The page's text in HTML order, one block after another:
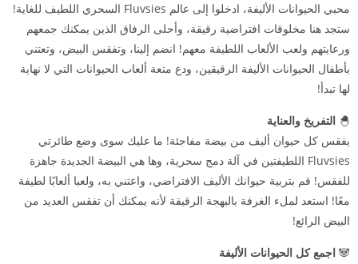
محبي الحيوانات الأليفة، ادخلوا إلى عالم Fluvsies السحري اللطيف للغاية!
ستجد هنا مخلوقات افتراضية رقيقة، وأحلى الرفاق الذين يمكنك جمعهم
ورعايتهم ولعب الألعاب اللطيفة معهم! انضم إلينا، وتفقس البيض، وتعتني
بأطفال الحيوانات الأليفة الرقيقين، ودع متعة ألعاب الحيوانات التي لا نهاية
لها تبدأ!
🐣 التفريخ والعناية
يفقس كل حيوان أليف من بيضة مفاجئة! ما عليك سوى وضع طائرتي
Fluvsies اللطيفتين في آلة دمج سحرية، وها هي البيضة الجديدة جاهزة
للفقس! قم بتربية حيوانك الأليف الافتراضي، واعتني به، ولعبا ألعابًا لطيفة
معًا! استعد لملء الغرفة بالبهجة الرقيقة لأنه يمكنك أن تفقس العديد من
البيض الرائع!
🐼 اجمع كل الحيوانات الأليفة